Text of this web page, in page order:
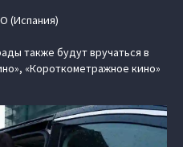
(Испания)
также будут вручаться в
«Короткометражное кино»